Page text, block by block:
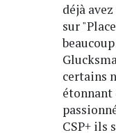
déjà
sur
certains
étonnant
CSP+ ils